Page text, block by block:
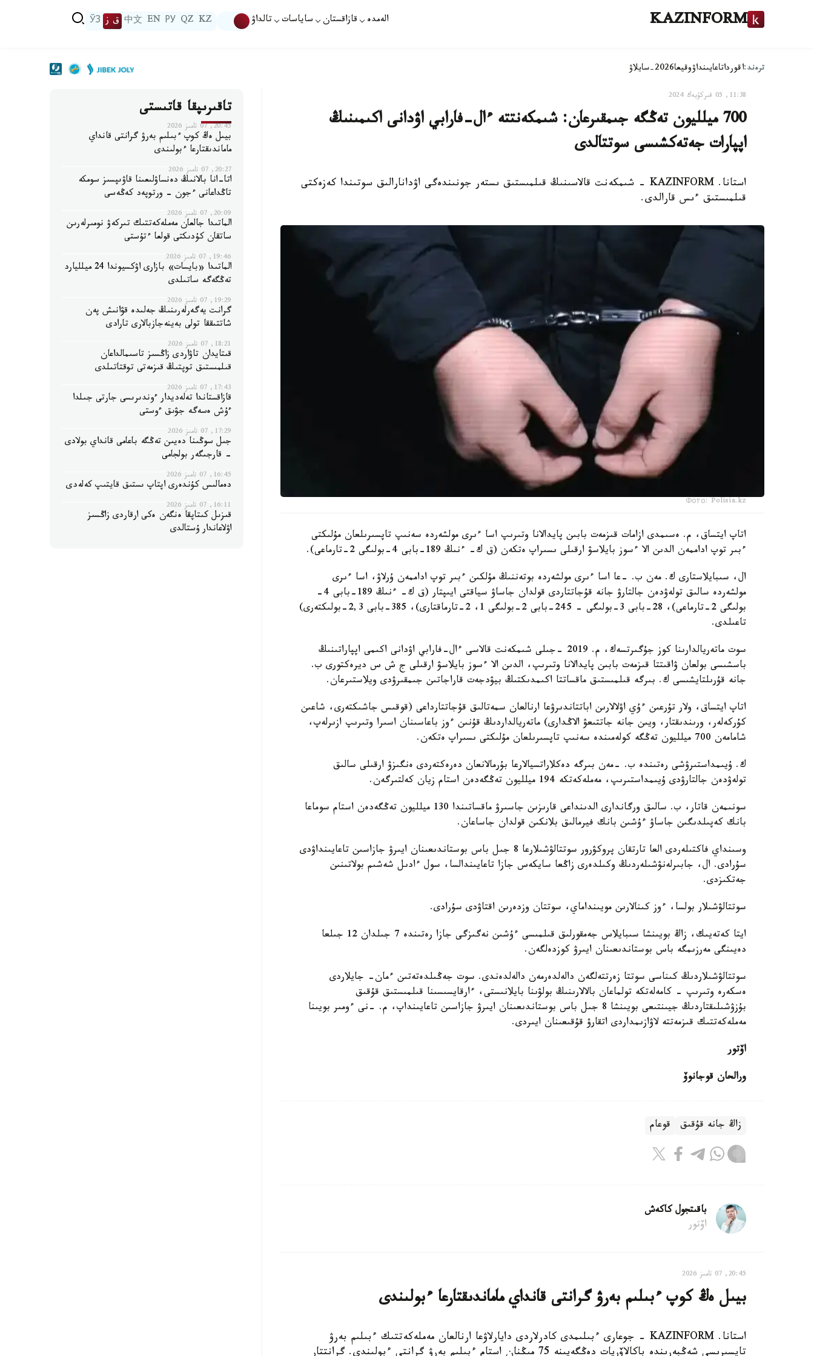
KAZINFORM الەمدە قازاقستان ساياسات تالداۋ KZ
QZ
РУ
EN
中文 ق ز ЎЗ
ترەند:اقورداتاعايىنداۋوقيعا2026-سايلاۋ
11:38, 05 قىركۇيەك 2024
700 ميلليون تەڭگە جىمقىرعان: شىمكەنتتە ءال-فارابي اۋدانى اكىمىنىڭ
اپپارات جەتەكشىسى سوتتالدى
استانا. KAZINFORM - شىمكەنت قالاسىنىڭ قىلمىستىق ىستەر جونىندەگى اۋدانارالىق سوتىندا كەزەكتى
قىلمىستىق ءىس قارالدى.
Фото: Polisia.kz
اتاپ ايتساق، م. ەسىمدى ازامات قىزمەت بابىن پايدالانا وتىرىپ اسا ءىرى مولشەردە سەنىپ تاپسىرىلعان مۇلىكتى
ءبىر توپ اداممەن الدىن الا ءسوز بايلاسۋ ارقىلى ىسىراپ ەتكەن (ق ك- ءنىڭ 189-بابى 4-بولىگى 2-تارماعى).
ال، سىبايلاستارى ك. مەن ب. -عا اسا ءىرى مولشەردە بوتەننىڭ مۇلكىن ءبىر توپ اداممەن ۇرلاۋ، اسا ءىرى
مولشەردە سالىق تولەۋدەن جالتارۋ جانە قۇجاتتاردى قولدان جاساۋ سياقتى ايىپتار (ق ك- ءنىڭ 189-بابى 4-
بولىگى 2-تارماعى)، 28-بابى 3-بولىگى - 245-بابى 2-بولىگى 1، 2-تارماقتارى)، 385-بابى 2,3-بولىكتەرى)
تاعىلدى.
سوت ماتەريالدارىنا كوز جۇگىرتسەك، م. 2019 -جىلى شىمكەنت قالاسى ءال-فارابي اۋدانى اكىمى اپپاراتىنىڭ
باسشىسى بولعان ۋاقىتتا قىزمەت بابىن پايدالانا وتىرىپ، الدىن الا ءسوز بايلاسۋ ارقىلى ج ش س ديرەكتورى ب.
جانە قۇرىلتايشىسى ك. بىرگە قىلمىستىق ماقساتتا اكىمدىكتىڭ بيۋدجەت قاراجاتىن جىمقىرۋدى ويلاستىرعان.
اتاپ ايتساق، ولار تۇرعىن ءۇي اۋلالارىن اباتتاندىرۋعا ارنالعان سمەتالىق قۇجاتتارداعى (قوقىس جاشىكتەرى، شاعىن
كۇركەلەر، ورىندىقتار، ويىن جانە جاتتىعۋ الاڭدارى) ماتەريالداردىڭ قۇنىن ءوز باعاسىنان اسىرا وتىرىپ ازىرلەپ،
شامامەن 700 ميلليون تەڭگە كولەمىندە سەنىپ تاپسىرىلعان مۇلىكتى ىسىراپ ەتكەن.
ك. ۇيىمداستىرۋشى رەتىندە ب. -مەن بىرگە دەكلاراتسيالارعا بۇرمالانعان دەرەكتەردى ەنگىزۋ ارقىلى سالىق
تولەۋدەن جالتارۋدى ۇيىمداستىرىپ، مەملەكەتكە 194 ميلليون تەڭگەدەن استام زيان كەلتىرگەن.
سونىمەن قاتار، ب. سالىق ورگاندارى الدىنداعى قارىزىن جاسىرۋ ماقساتىندا 130 ميلليون تەڭگەدەن استام سوماعا
بانك كەپىلدىگىن جاساۋ ءۇشىن بانك فيرمالىق بلانكىن قولدان جاساعان.
وسىنداي فاكتىلەردى العا تارتقان پروكۋرور سوتتالۋشىلارعا 8 جىل باس بوستاندىعىنان ايىرۋ جازاسىن تاعايىنداۋدى
سۇرادى. ال، جابىرلەنۋشىلەردىڭ وكىلدەرى زاڭعا سايكەس جازا تاعايىندالسا، سول ءادىل شەشىم بولاتىنىن
جەتكىزدى.
سوتتالۋشىلار بولسا، ءوز كىنالارىن مويىنداماي، سوتتان وزدەرىن اقتاۋدى سۇرادى.
ايتا كەتەيىك، زاڭ بويىنشا سىبايلاس جەمقورلىق قىلمىسى ءۇشىن نەگىزگى جازا رەتىندە 7 جىلدان 12 جىلعا
دەيىنگى مەرزىمگە باس بوستاندىعىنان ايىرۋ كوزدەلگەن.
سوتتالۋشىلاردىڭ كىناسى سوتتا زەرتتەلگەن دالەلدەرمەن دالەلدەندى. سوت جەڭىلدەتەتىن ءمان- جايلاردى
ەسكەرە وتىرىپ - كامەلەتكە تولماعان بالالارىنىڭ بولۋىنا بايلانىستى، ءارقايسىسىنا قىلمىستىق قۇقىق
بۇزۋشىلىقتاردىڭ جيىنتىعى بويىنشا 8 جىل باس بوستاندىعىنان ايىرۋ جازاسىن تاعايىنداپ، م. -نى ءومىر بويىنا
مەملەكەتتىك قىزمەتتە لاۋازىمداردى اتقارۋ قۇقىعىنان ايىردى.
اۆتور
ورالحان قوجانوۆ
زاڭ جانە قۇقىق قوعام
باقىتجول كاكەش
اۆتور
20:45, 07 تامىز 2026
بيىل ەڭ كوپ ءبىلىم بەرۋ گرانتى قانداي ماماندىقتارعا ءبولىندى
استانا. KAZINFORM - جوعارى ءبىلىمدى كادرلاردى دايارلاۋعا ارنالعان مەملەكەتتىك ءبىلىم بەرۋ
تاقىرىپقا قاتىستى
20:45, 07 تامىز 2026
بيىل ەڭ كوپ ءبىلىم بەرۋ گرانتى قانداي
ماماندىقتارعا ءبولىندى
20:27, 07 تامىز 2026
اتا-انا بالانىڭ دەنساۋلىعىنا قاۋىپسىز سومكە
تاڭداعانى ءجون - ورتوپەد كەڭەسى
20:09, 07 تامىز 2026
الماتىدا جالعان مەملەكەتتىك تىركەۋ نومىرلەرىن
ساتقان كۇدىكتى قولعا ءتۇستى
19:46, 07 تامىز 2026
الماتىدا «بايسات» بازارى اۋكسيوندا 24 ميلليارد
تەڭگەگە ساتىلدى
19:29, 07 تامىز 2026
گرانت يەگەرلەرىنىڭ جەلىدە قۋانىش پەن
شاتتىققا تولى بەينەجازبالارى تارادى
18:21, 07 تامىز 2026
قىتايدان تاۋاردى زاڭسىز تاسىمالداعان
قىلمىستىق توپتىڭ قىزمەتى توقتاتىلدى
17:43, 07 تامىز 2026
قازاقستاندا تەلەديدار ءوندىرىسى جارتى جىلدا
ءۇش ەسەگە جۋىق ءوستى
17:29, 07 تامىز 2026
جىل سوڭىنا دەيىن تەڭگە باعامى قانداي بولادى
- قارجىگەر بولجامى
16:45, 07 تامىز 2026
دەمالىس كۇندەرى اپتاپ ىستىق قايتىپ كەلەدى
16:11, 07 تامىز 2026
قىزىل كىتاپقا ەنگەن ەكى ارقاردى زاڭسىز
اۋلاعاندار ۇستالدى